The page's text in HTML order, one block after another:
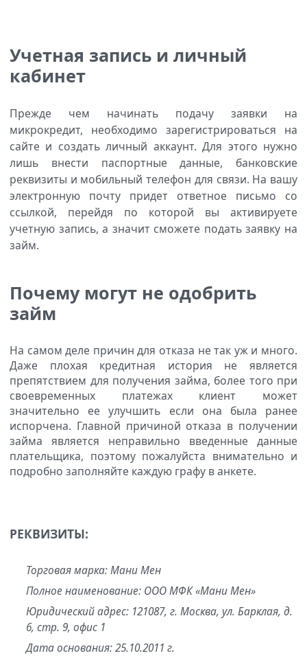
Учетная запись и личный
кабинет
Прежде чем начинать подачу заявки на
микрокредит, необходимо зарегистрироваться на
сайте и создать личный аккаунт. Для этого нужно
лишь внести паспортные данные, банковские
реквизиты и мобильный телефон для связи. На вашу
электронную почту придет ответное письмо со
ссылкой, перейдя по которой вы активируете
учетную запись, а значит сможете подать заявку на
займ.
Почему могут не одобрить
займ
На самом деле причин для отказа не так уж и много.
Даже плохая кредитная история не является
препятствием для получения займа, более того при
своевременных платежах клиент может
значительно ее улучшить если она была ранее
испорчена. Главной причиной отказа в получении
займа является неправильно введенные данные
плательщика, поэтому пожалуйста внимательно и
подробно заполняйте каждую графу в анкете.
РЕКВИЗИТЫ:
Торговая марка: Мани Мен
Полное наименование: ООО МФК «Мани Мен»
Юридический адрес: 121087, г. Москва, ул. Барклая, д.
6, стр. 9, офис 1
Дата основания: 25.10.2011 г.